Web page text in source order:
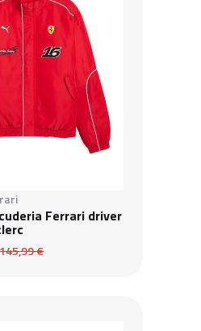
Ferrari driver
145,99 €